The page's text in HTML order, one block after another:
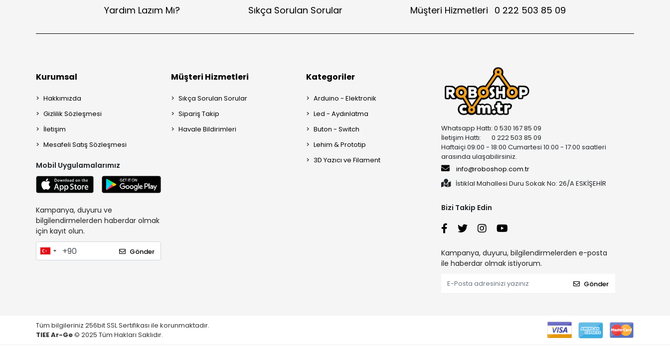
Yardım Lazım Mı? Sıkça Sorulan Sorular Müşteri Hizmetleri 0 222 503 85 09
Kurumsal
Hakkımızda
Gizlilik Sözleşmesi
İletişim
Mesafeli Satış Sözleşmesi
Mobil Uygulamalarımız
Kampanya, duyuru ve
bilgilendirmelerden haberdar olmak
için kayıt olun.
Gönder
Müşteri Hizmetleri
Sıkça Sorulan Sorular
Sipariş Takip
Havale Bildirimleri
Kategoriler
Arduino - Elektronik
Led - Aydınlatma
Buton - Switch
Lehim & Prototip
3D Yazıcı ve Filament
Whatsapp Hattı: 0 530 167 85 09
İletişim Hattı: 0 222 503 85 09
Haftaiçi 09:00 - 18:00 Cumartesi 10:00 - 17:00 saatleri
arasında ulaşabilirsiniz.
info@roboshop.com.tr
İstiklal Mahallesi Duru Sokak No: 26/A ESKİŞEHİR
Bizi Takip Edin
Kampanya, duyuru, bilgilendirmelerden e-posta
ile haberdar olmak istiyorum.
Gönder
Tüm bilgileriniz 256bit SSL Sertifikası ile korunmaktadır.
TIEE Ar-Ge© 2025 Tüm Hakları Saklıdır.